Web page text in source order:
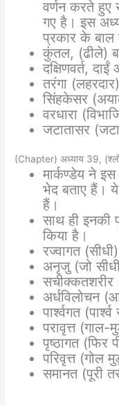
वर्णन करते हुए
गए है। इस
प्रकार के बाल
कुंतल, (ढीले)
दक्षिणवर्त,
तरंगा
सिंहकेसर
वरधारा
जटातासर
(Chapter) अध्याय 39,
मार्कण्डेय ने
भेद बताए हैं।
हैं।
साथ ही इनकी
किया है।
रज्वागत (सीधी)
अनृजु (जो सीधी
अर्धविलोचन
पार्श्वगत
परावृत्त
पृष्ठागत (फिर
परिवृत्त (गोल
समानत (पूरी